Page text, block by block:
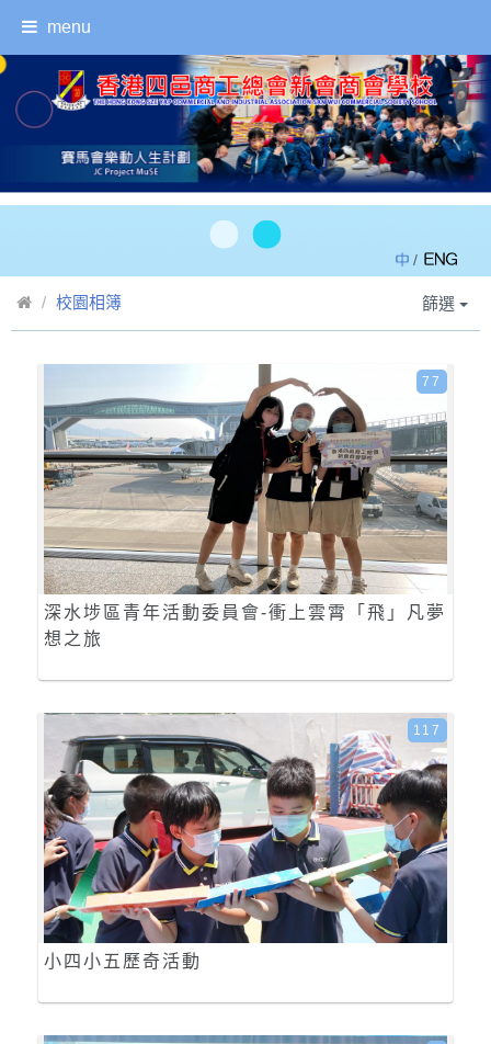
menu
/
校園相簿 篩選
深水埗區青年活動委員會-衝上雲霄「飛」凡夢
想之旅
77
小四小五歷奇活動
117